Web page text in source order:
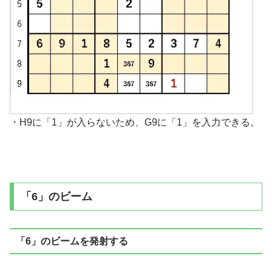
・H9に「1」が入らないため、G9に「1」を入力できる。
「6」のビーム
「6」のビームを発射する